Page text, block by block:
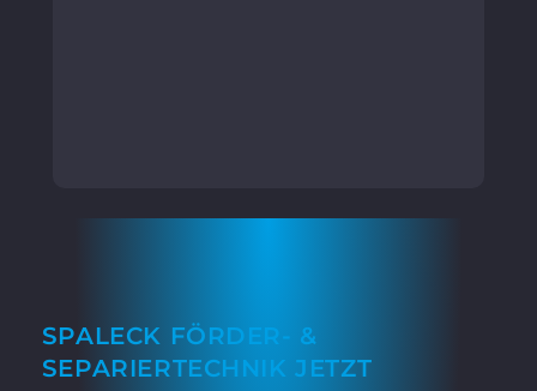
SPALECK FÖRDER- &
SEPARIERTECHNIK JETZT